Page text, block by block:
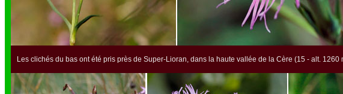
Les clichés du bas ont été pris près de Super-Lioran, dans la haute vallée de la Cère (15 - alt. 1260